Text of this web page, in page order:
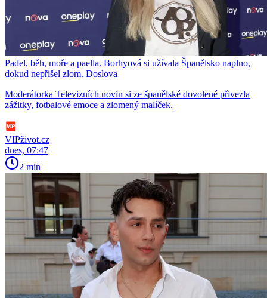
Padel, běh, moře a paella. Borhyová si užívala Španělsko naplno,
dokud nepřišel zlom. Doslova
Moderátorka Televizních novin si ze španělské dovolené přivezla
zážitky, fotbalové emoce a zlomený malíček.
VIPživot.cz
dnes, 07:47
2 min